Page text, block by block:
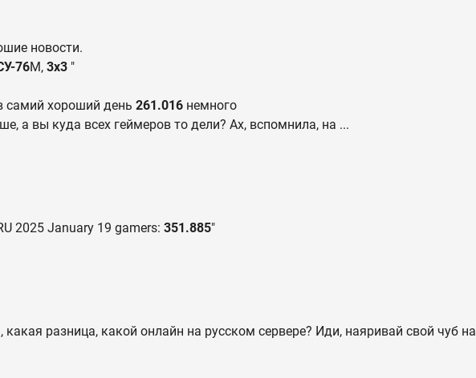
новости.
76М, 3х3 "
самий хороший день 261.016 немного
а вы куда всех геймеров то дели? Ах, вспомнила, на ...
2025 January 19 gamers: 351.885"
какая разница, какой онлайн на русском сервере? Иди, наяривай свой чуб на